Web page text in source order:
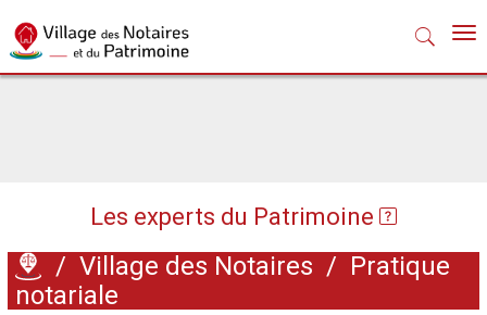
Les experts du Patrimoine
/ Village des Notaires / Pratique
notariale